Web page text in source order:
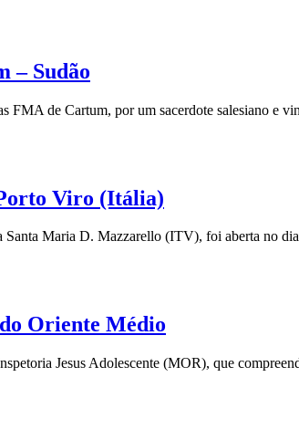
– Sudão
de Cartum, por um sacerdote salesiano e
Viro (Itália)
Santa Maria D. Mazzarello (ITV), foi aberta no
Oriente Médio
Jesus Adolescente (MOR), que